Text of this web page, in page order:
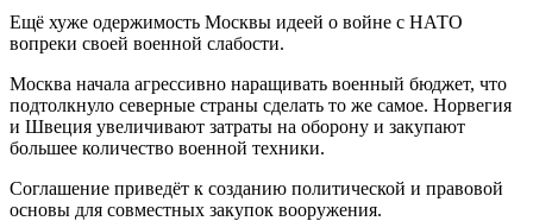
Ещё хуже одержимость Москвы идеей о войне с НАТО
вопреки своей военной слабости.
Москва начала агрессивно наращивать военный бюджет, что
подтолкнуло северные страны сделать то же самое. Норвегия
и Швеция увеличивают затраты на оборону и закупают
большее количество военной техники.
Соглашение приведёт к созданию политической и правовой
основы для совместных закупок вооружения.